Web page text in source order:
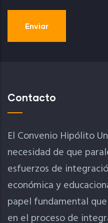
Contacto
El Convenio Hipólito
necesidad de que
esfuerzos de
económica y
papel fundamental
en el proceso de